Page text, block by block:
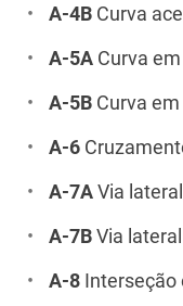
A-4B Curva
A-5A Curva
A-5B Curva
A-6
A-7A Via
A-7B Via
A-8 Interseção